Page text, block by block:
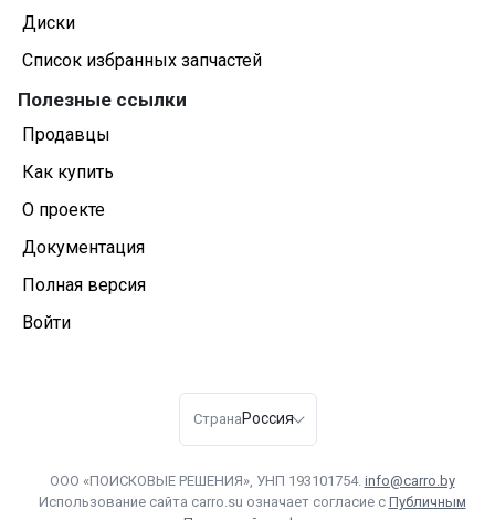
Диски
Список избранных запчастей
Полезные ссылки
Продавцы
Как купить
О проекте
Документация
Полная версия
Войти
Страна Россия
ООО «ПОИСКОВЫЕ РЕШЕНИЯ», УНП 193101754. info@carro.by
Использование сайта carro.su означает согласие с Публичным